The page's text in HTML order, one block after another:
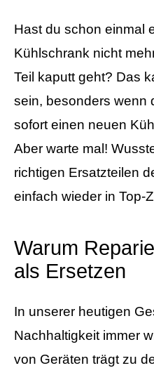
Hast du schon einmal
Kühlschrank nicht
Teil kaputt geht? Das
sein, besonders wenn
sofort einen neuen
Aber warte mal!
richtigen Ersatzteilen
einfach wieder in Top-
Warum
als Ersetzen
In unserer heutigen
Nachhaltigkeit immer
von Geräten trägt zu